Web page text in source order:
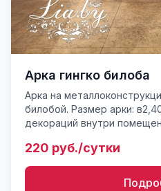
Арка гингко билоба
Арка на
билобой. Размер арки:
декораций внутри
консультанту. Прок...
220 руб./сутки